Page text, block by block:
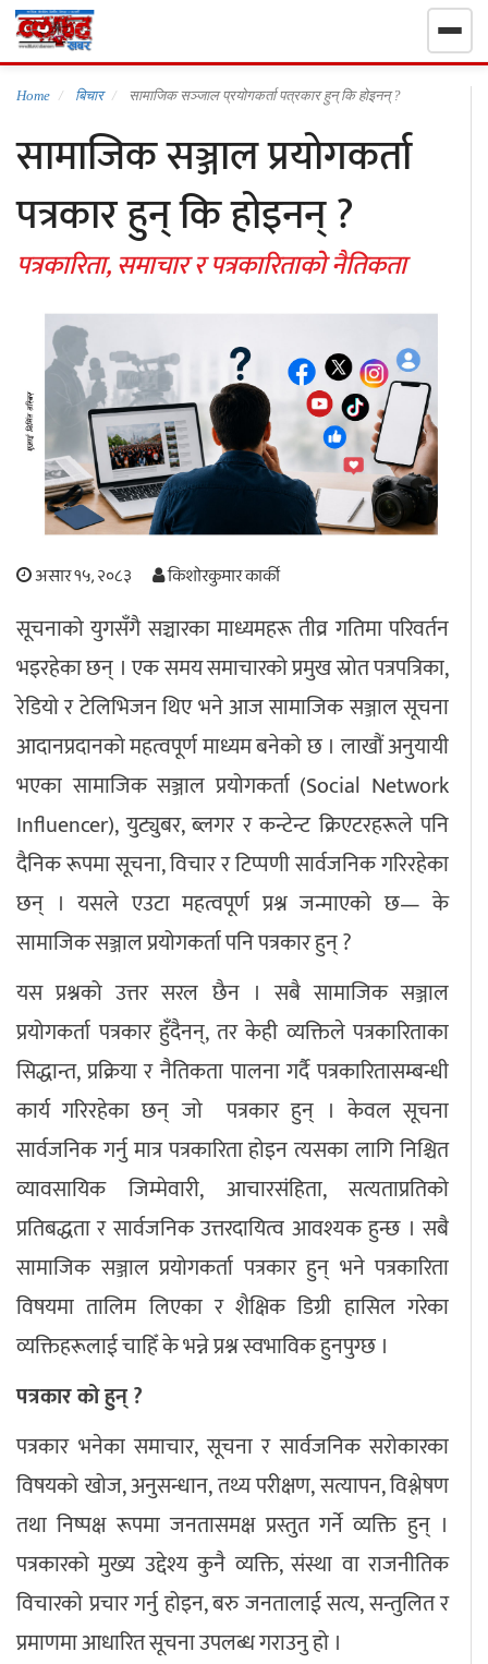
गृहपृष्ठ
निर्वाचन खबर
समाचार
राजनीति
राष्ट्रिय
खेलकुद
स्वास्थ्य
अपराध
छापा समाचार
थप विभाग
छापा संस्करण अर्थ बिचार सम्पादकीय
विशेष
अन्तर्राष्ट्रिय / प्रवास
अन्तरवार्ता संस्कृति साहित्य
ब्लग/रिभ्यु
राशिफल
Home बिचार सामाजिक सञ्जाल प्रयोगकर्ता पत्रकार हुन् कि होइनन् ?
सामाजिक सञ्जाल प्रयोगकर्ता
पत्रकार हुन् कि होइनन् ?
पत्रकारिता, समाचार र पत्रकारिताको नैतिकता
असार १५, २०८३ किशोरकुमार कार्की
सूचनाको युगसँगै सञ्चारका माध्यमहरू तीव्र गतिमा परिवर्तन
भइरहेका छन् । एक समय समाचारको प्रमुख स्रोत पत्रपत्रिका,
रेडियो र टेलिभिजन थिए भने आज सामाजिक सञ्जाल सूचना
आदानप्रदानको महत्वपूर्ण माध्यम बनेको छ । लाखौं अनुयायी
भएका सामाजिक सञ्जाल प्रयोगकर्ता (Social Network
Influencer), युट्युबर, ब्लगर र कन्टेन्ट क्रिएटरहरूले पनि
दैनिक रूपमा सूचना, विचार र टिप्पणी सार्वजनिक गरिरहेका
छन् । यसले एउटा महत्वपूर्ण प्रश्न जन्माएको छ— के
सामाजिक सञ्जाल प्रयोगकर्ता पनि पत्रकार हुन् ?
यस प्रश्नको उत्तर सरल छैन । सबै सामाजिक सञ्जाल
प्रयोगकर्ता पत्रकार हुँदैनन्, तर केही व्यक्तिले पत्रकारिताका
सिद्धान्त, प्रक्रिया र नैतिकता पालना गर्दै पत्रकारितासम्बन्धी
कार्य गरिरहेका छन् जो पत्रकार हुन् । केवल सूचना
सार्वजनिक गर्नु मात्र पत्रकारिता होइन त्यसका लागि निश्चित
व्यावसायिक जिम्मेवारी, आचारसंहिता, सत्यताप्रतिको
प्रतिबद्धता र सार्वजनिक उत्तरदायित्व आवश्यक हुन्छ । सबै
सामाजिक सञ्जाल प्रयोगकर्ता पत्रकार हुन् भने पत्रकारिता
विषयमा तालिम लिएका र शैक्षिक डिग्री हासिल गरेका
व्यक्तिहरूलाई चाहिँ के भन्ने प्रश्न स्वभाविक हुनपुग्छ ।
पत्रकार को हुन् ?
पत्रकार भनेका समाचार, सूचना र सार्वजनिक सरोकारका
विषयको खोज, अनुसन्धान, तथ्य परीक्षण, सत्यापन, विश्लेषण
तथा निष्पक्ष रूपमा जनतासमक्ष प्रस्तुत गर्ने व्यक्ति हुन् ।
पत्रकारको मुख्य उद्देश्य कुनै व्यक्ति, संस्था वा राजनीतिक
विचारको प्रचार गर्नु होइन, बरु जनतालाई सत्य, सन्तुलित र
प्रमाणमा आधारित सूचना उपलब्ध गराउनु हो ।